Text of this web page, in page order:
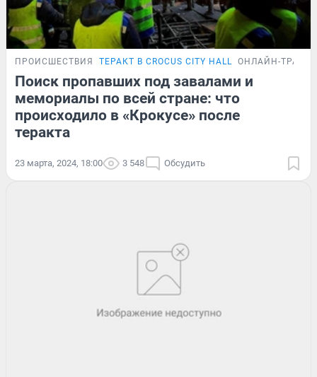
ПРОИСШЕСТВИЯ ТЕРАКТ В CROCUS CITY HALL ОНЛАЙН-
Поиск пропавших под завалами и
мемориалы по всей стране: что
происходило в «Крокусе» после
теракта
23 марта, 2024, 18:00 3 548 Обсудить